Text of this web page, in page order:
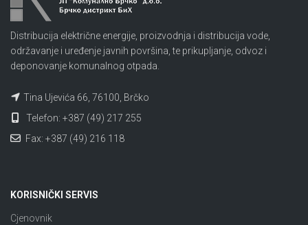
Distribucija električne energije, proizvodnja i distribucija vode,
održavanje i uređenje javnih površina, te prikupljanje, odvoz i
deponovanje komunalnog otpada.
Tina Ujevića 66, 76100, Brčko
Telefon: +387 (49) 217 255
Fax: +387 (49) 216 118
KORISNIČKI SERVIS
Cjenovnik